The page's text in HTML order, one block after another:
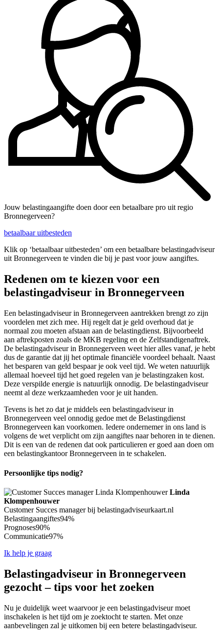
Jouw belastingaangifte doen door een betaalbare pro uit regio
Bronnegerveen?
betaalbaar uitbesteden
Klik op ‘betaalbaar uitbesteden’ om een betaalbare belastingadviseur
uit Bronnegerveen te vinden die bij je past voor jouw aangiftes.
Redenen om te kiezen voor een
belastingadviseur in Bronnegerveen
Een belastingadviseur in Bronnegerveen aantrekken brengt zo zijn
voordelen met zich mee. Hij regelt dat je geld overhoud dat je
normaal zou moeten afstaan aan de belastingdienst. Bijvoorbeeld
aan aftrekposten zoals de MKB regeling en de Zelfstandigenaftrek.
De belastingadviseur in Bronnegerveen weet hier alles vanaf, je hebt
dus de garantie dat jij het optimale financiële voordeel behaalt. Naast
het besparen van geld bespaar je ook veel tijd. We weten natuurlijk
allemaal hoeveel tijd het goed regelen van je belastingzaken kost.
Deze verspilde energie is natuurlijk onnodig. De belastingadviseur
neemt al deze werkzaamheden voor je uit handen.
Tevens is het zo dat je middels een belastingadviseur in
Bronnegerveen veel onnodig gedoe met de Belastingdienst
Bronnegerveen kan voorkomen. Iedere ondernemer in ons land is
volgens de wet verplicht om zijn aangiftes naar behoren in te dienen.
Dit is een van de redenen dat ook particulieren er goed aan doen om
een belastingkantoor Bronnegerveen in te schakelen.
Persoonlijke tips nodig?
Linda
Klompenhouwer
Customer Succes manager bij belastingadviseurkaart.nl
Belastingaangiftes94%
Prognoses90%
Communicatie97%
Ik help je graag
Belastingadviseur in Bronnegerveen
gezocht – tips voor het zoeken
Nu je duidelijk weet waarvoor je een belastingadviseur moet
inschakelen is het tijd om je zoektocht te starten. Met onze
aanbevelingen zal je uitkomen bij een betere belastingadviseur.